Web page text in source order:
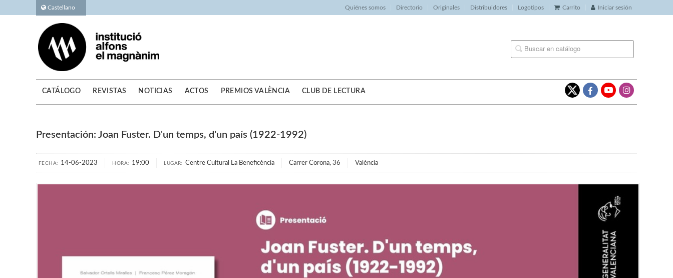
Castellano Quiénes somos Directorio Originales Distribuidores Logotipos Carrito Iniciar sesión
CATÁLOGO REVISTAS NOTICIAS ACTOS PREMIOS VALÈNCIA CLUB DE LECTURA
Presentación: Joan Fuster. D'un temps, d'un país (1922-1992)
FECHA: 14-06-2023 HORA: 19:00 LUGAR: Centre Cultural La Beneficència Carrer Corona, 36 València